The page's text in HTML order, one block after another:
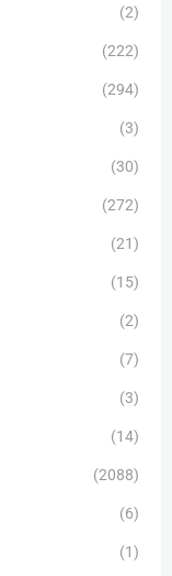
(2)
(222)
(294)
(3)
(30)
(272)
(21)
(15)
(2)
(7)
(3)
(14)
(2088)
(6)
(1)